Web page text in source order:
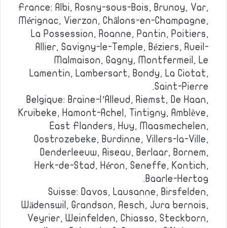
France: Albi, Rosny-sous-Bois, Brunoy, Var,
Mérignac, Vierzon, Châlons-en-Champagne,
La Possession, Roanne, Pantin, Poitiers,
Allier, Savigny-le-Temple, Béziers, Rueil-
Malmaison, Gagny, Montfermeil, Le
Lamentin, Lambersart, Bondy, La Ciotat,
Saint-Pierre.
Belgique: Braine-l’Alleud, Riemst, De Haan,
Kruibeke, Hamont-Achel, Tintigny, Amblève,
East Flanders, Huy, Maasmechelen,
Oostrozebeke, Burdinne, Villers-la-Ville,
Denderleeuw, Aiseau, Berlaar, Bornem,
Herk-de-Stad, Héron, Seneffe, Kontich,
Baarle-Hertog.
Suisse: Davos, Lausanne, Birsfelden,
Wädenswil, Grandson, Aesch, Jura bernois,
Veyrier, Weinfelden, Chiasso, Steckborn,